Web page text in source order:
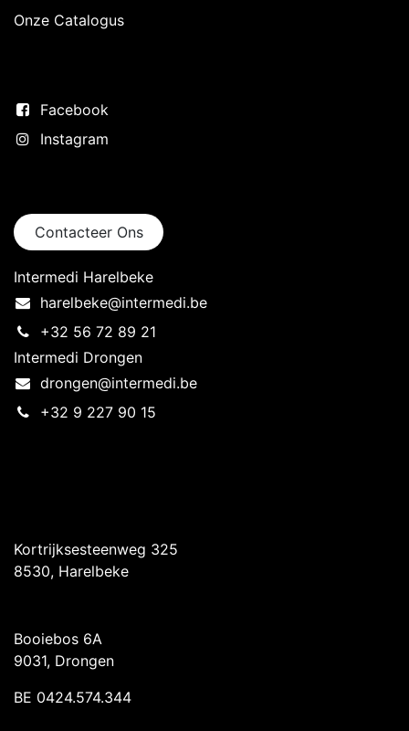
Onze Catalogus
Facebook
Instagram
Contacteer Ons
Intermedi Harelbeke
harelbeke@intermedi.be
+32 56 72 89 21
Intermedi Drongen
drongen@intermedi.be
+32 9 227 90 15
Kortrijksesteenweg 325
8530, Harelbeke
Booiebos 6A
9031, Drongen
BE 0424.574.344